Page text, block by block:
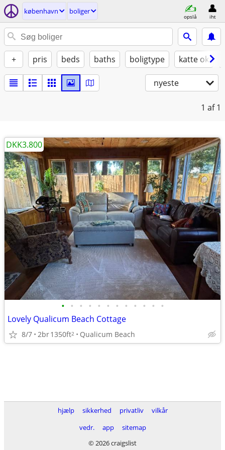
københavn boliger
opslå iht
+ pris beds baths boligtype katte ok
nyeste
1 af 1
• • • • • • • • • • • •
Lovely Qualicum Beach Cottage
8/7 2br1350ft2 Qualicum Beach
DKK3.800
hjælp sikkerhed privatliv
vilkår
vedr.
app
sitemap
© 2026 craigslist